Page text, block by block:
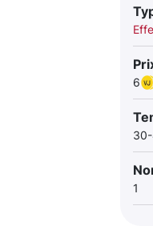
6
1